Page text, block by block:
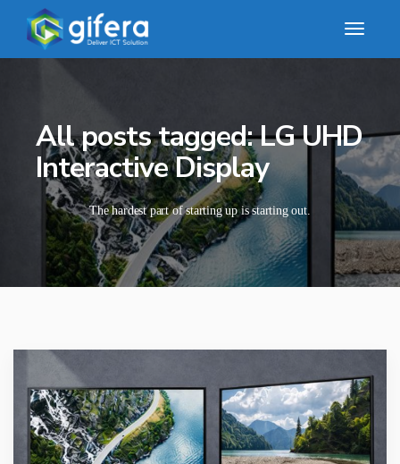
All posts tagged: LG UHD
Interactive Display
The hardest part of starting up is starting out.